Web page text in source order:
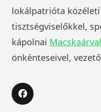
lokálpatrióta
tisztségviselőkkel,
kápolnai
önkénteseivel,